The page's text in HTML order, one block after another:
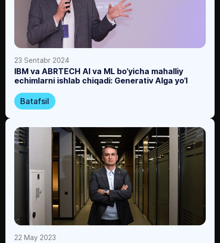
23 Sentabr 2024
IBM va ABRTECH AI va ML bo’yicha mahalliy
echimlarni ishlab chiqadi: Generativ AIga yo’l
Batafsil
22 May 2023